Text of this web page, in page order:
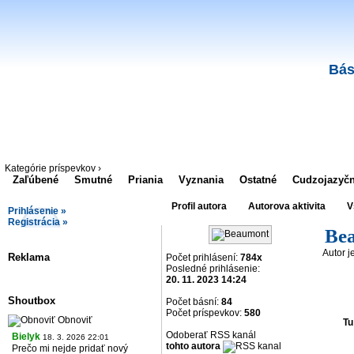
Kategórie príspevkov ›
Zaľúbené Smutné Priania Vyznania Ostatné
Prihlásenie »
Registrácia »
Reklama
Shoutbox
Obnoviť
Bielyk 18. 3. 2026 22:01
Prečo mi nejde pridať nový
Profil autora Autorova aktivita
Počet prihlásení: 784x
Posledné prihlásenie:
20. 11. 2023 14:24
Počet básní: 84
Počet príspevkov: 580
Odoberať RSS kanál
tohto autora
Autor